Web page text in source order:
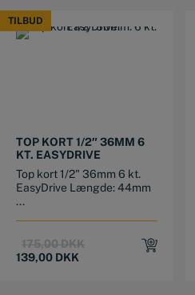
TILBUD
TILBUD
TOP KORT 1/2″ 36MM 6
KT. EASYDRIVE
Top kort 1/2" 36mm 6 kt.
EasyDrive Længde: 44mm
...
175,00DKKOriginal
139,00 DKK
Current